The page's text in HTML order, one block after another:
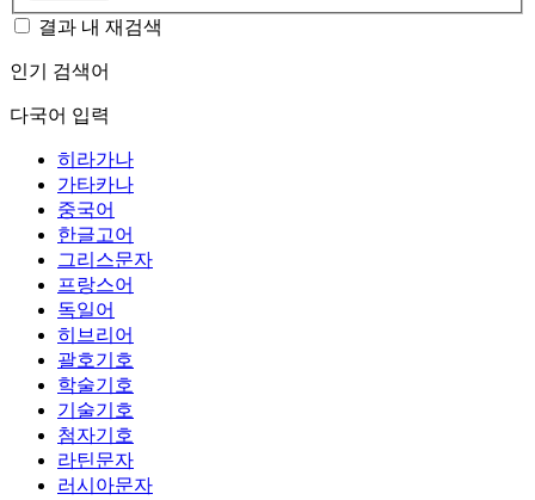
결과 내 재검색
인기 검색어
다국어 입력
히라가나
가타카나
중국어
한글고어
그리스문자
프랑스어
독일어
히브리어
괄호기호
학술기호
기술기호
첨자기호
라틴문자
러시아문자